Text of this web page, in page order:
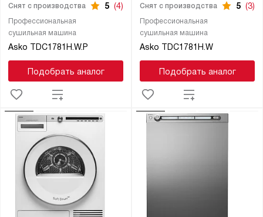
Профессиональная
сушильная машина
Asko TDC1781H.W.P
Снят с производства 5 (4)
Подобрать аналог
Профессиональная
сушильная машина
Asko TDC1781H.W
Снят с производства 5 (3)
Подобрать аналог